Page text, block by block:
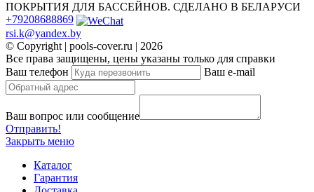
ПОКРЫТИЯ ДЛЯ БАССЕЙНОВ. СДЕЛАНО В БЕЛАРУСИ
+79208688869
rsi.k@yandex.by
© Copyright | pools-cover.ru | 2026
Все права защищены, цены указаны только для справки
Ваш телефон
Ваш e-mail
Ваш вопрос или сообщение
Отправить!
Закрыть меню
Каталог
Гарантия